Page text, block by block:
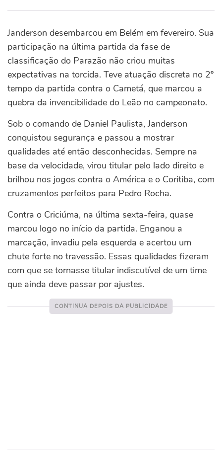
Janderson desembarcou em Belém em fevereiro. Sua
participação na última partida da fase de
classificação do Parazão não criou muitas
expectativas na torcida. Teve atuação discreta no 2º
tempo da partida contra o Cametá, que marcou a
quebra da invencibilidade do Leão no campeonato.
Sob o comando de Daniel Paulista, Janderson
conquistou segurança e passou a mostrar
qualidades até então desconhecidas. Sempre na
base da velocidade, virou titular pelo lado direito e
brilhou nos jogos contra o América e o Coritiba, com
cruzamentos perfeitos para Pedro Rocha.
Contra o Criciúma, na última sexta-feira, quase
marcou logo no início da partida. Enganou a
marcação, invadiu pela esquerda e acertou um
chute forte no travessão. Essas qualidades fizeram
com que se tornasse titular indiscutível de um time
que ainda deve passar por ajustes.